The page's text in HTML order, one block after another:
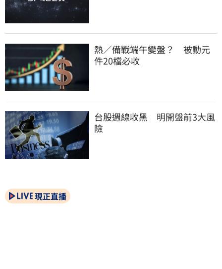
熱／備戰端午變盤？　被動元
件20檔必收
台股週線收黑　明開盤前3大風
險
現正直播